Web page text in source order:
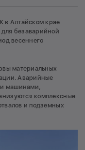
в Алтайском крае
безаварийной
весеннего
материальных
Аварийные
машинами,
комплексные
и подземных